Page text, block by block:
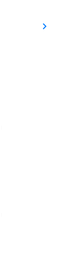
navigate_next